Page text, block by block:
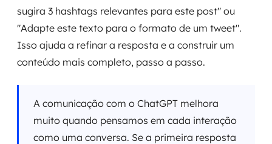
sugira 3 hashtags relevantes para este post" ou
"Adapte este texto para o formato de um tweet".
Isso ajuda a refinar a resposta e a construir um
conteúdo mais completo, passo a passo.
A comunicação com o ChatGPT melhora
muito quando pensamos em cada interação
como uma conversa. Se a primeira resposta